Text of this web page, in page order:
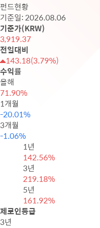
펀드현황
기준일: 2026.08.06
기준가(KRW)
3,919.37
전일대비
143.18(3.79%)
수익률
올해
71.90%
1개월
-20.01%
3개월
-1.06%
1년
142.56%
3년
219.18%
5년
161.92%
제로인등급
3년